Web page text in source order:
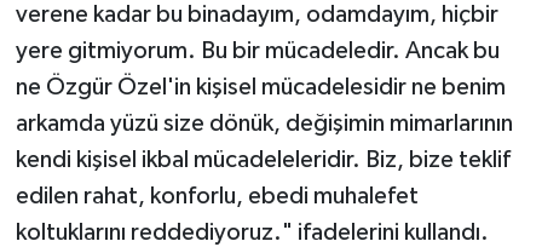
verene kadar bu binadayım, odamdayım, hiçbir
yere gitmiyorum. Bu bir mücadeledir. Ancak bu
ne Özgür Özel'in kişisel mücadelesidir ne benim
arkamda yüzü size dönük, değişimin mimarlarının
kendi kişisel ikbal mücadeleleridir. Biz, bize teklif
edilen rahat, konforlu, ebedi muhalefet
koltuklarını reddediyoruz." ifadelerini kullandı.